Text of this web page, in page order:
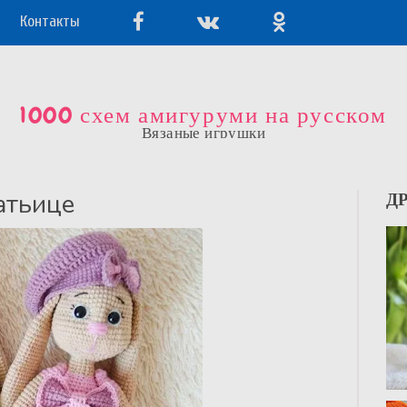
Контакты
1000 схем амигуруми на русском
Вязаные игрушки